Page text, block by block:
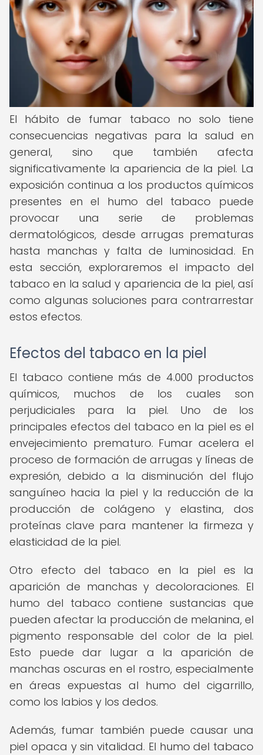
El hábito de fumar tabaco no solo tiene
consecuencias negativas para la salud en
general, sino que también afecta
significativamente la apariencia de la piel. La
exposición continua a los productos químicos
presentes en el humo del tabaco puede
provocar una serie de problemas
dermatológicos, desde arrugas prematuras
hasta manchas y falta de luminosidad. En
esta sección, exploraremos el impacto del
tabaco en la salud y apariencia de la piel, así
como algunas soluciones para contrarrestar
estos efectos.
Efectos del tabaco en la piel
El tabaco contiene más de 4.000 productos
químicos, muchos de los cuales son
perjudiciales para la piel. Uno de los
principales efectos del tabaco en la piel es el
envejecimiento prematuro. Fumar acelera el
proceso de formación de arrugas y líneas de
expresión, debido a la disminución del flujo
sanguíneo hacia la piel y la reducción de la
producción de colágeno y elastina, dos
proteínas clave para mantener la firmeza y
elasticidad de la piel.
Otro efecto del tabaco en la piel es la
aparición de manchas y decoloraciones. El
humo del tabaco contiene sustancias que
pueden afectar la producción de melanina, el
pigmento responsable del color de la piel.
Esto puede dar lugar a la aparición de
manchas oscuras en el rostro, especialmente
en áreas expuestas al humo del cigarrillo,
como los labios y los dedos.
Además, fumar también puede causar una
piel opaca y sin vitalidad. El humo del tabaco